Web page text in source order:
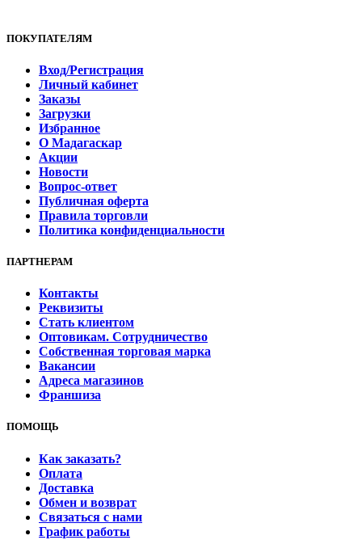
ПОКУПАТЕЛЯМ
Вход/Регистрация
Личный кабинет
Заказы
Загрузки
Избранное
О Мадагаскар
Акции
Новости
Вопрос-ответ
Публичная оферта
Правила торговли
Политика конфиденциальности
ПАРТНЕРАМ
Контакты
Реквизиты
Стать клиентом
Оптовикам. Сотрудничество
Собственная торговая марка
Вакансии
Адреса магазинов
Франшиза
ПОМОЩЬ
Как заказать?
Оплата
Доставка
Обмен и возврат
Связаться с нами
График работы